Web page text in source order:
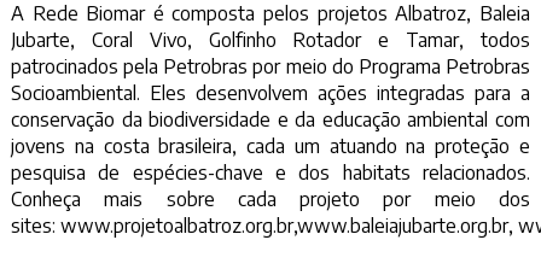
A Rede Biomar é composta pelos projetos Albatroz, Baleia
Jubarte, Coral Vivo, Golfinho Rotador e Tamar, todos
patrocinados pela Petrobras por meio do Programa Petrobras
Socioambiental. Eles desenvolvem ações integradas para a
conservação da biodiversidade e da educação ambiental com
jovens na costa brasileira, cada um atuando na proteção e
pesquisa de espécies-chave e dos habitats relacionados.
Conheça mais sobre cada projeto por meio dos
sites: www.projetoalbatroz.org.br,www.baleiajubarte.org.br,